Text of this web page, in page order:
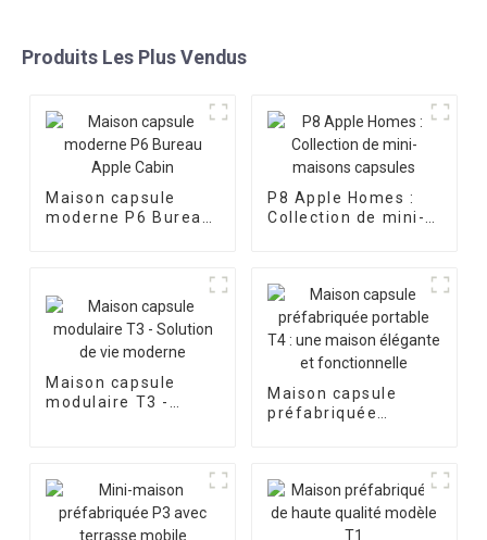
Produits Les Plus Vendus
Maison capsule
moderne P6 Bureau
P8 Apple Homes :
Collection de mini-
Maison capsule
modulaire T3 -
Maison capsule
préfabriquée